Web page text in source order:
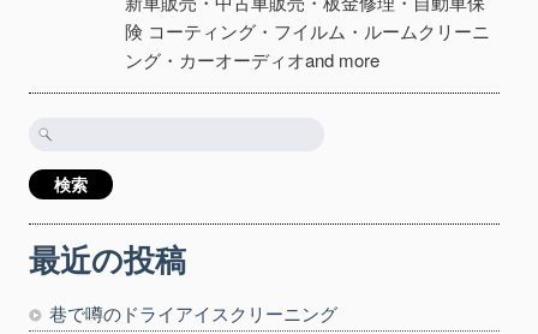
険 コーティング・フイルム・ルームクリーニ
ング・カーオーディオand more
検
最近の投稿
巷で噂のドライアイスクリーニング